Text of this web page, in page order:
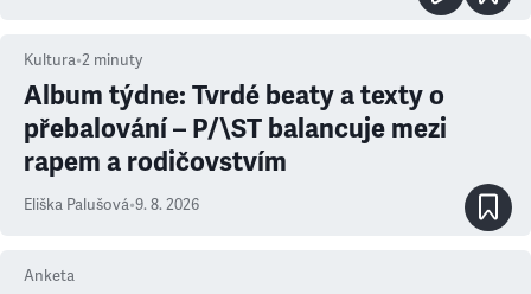
Kultura•2 minuty
Album týdne: Tvrdé beaty a texty o
přebalování – P/\ST balancuje mezi
rapem a rodičovstvím
Eliška Palušová•9. 8. 2026
Anketa